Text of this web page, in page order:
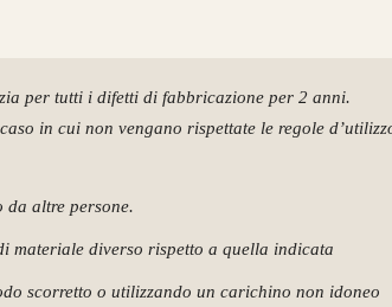
per tutti i difetti di fabbricazione per 2 anni.
in cui non vengano rispettate le regole
da altre persone.
materiale diverso rispetto a quella indicata
scorretto o utilizzando un carichino non idoneo